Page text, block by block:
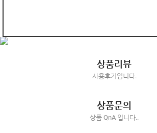
상품리뷰
사용후기입니다.
상품문의
상품 QnA 입니다..